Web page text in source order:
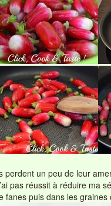
un peu de leur
pas réussit à réduire ma
fanes puis dans les graines